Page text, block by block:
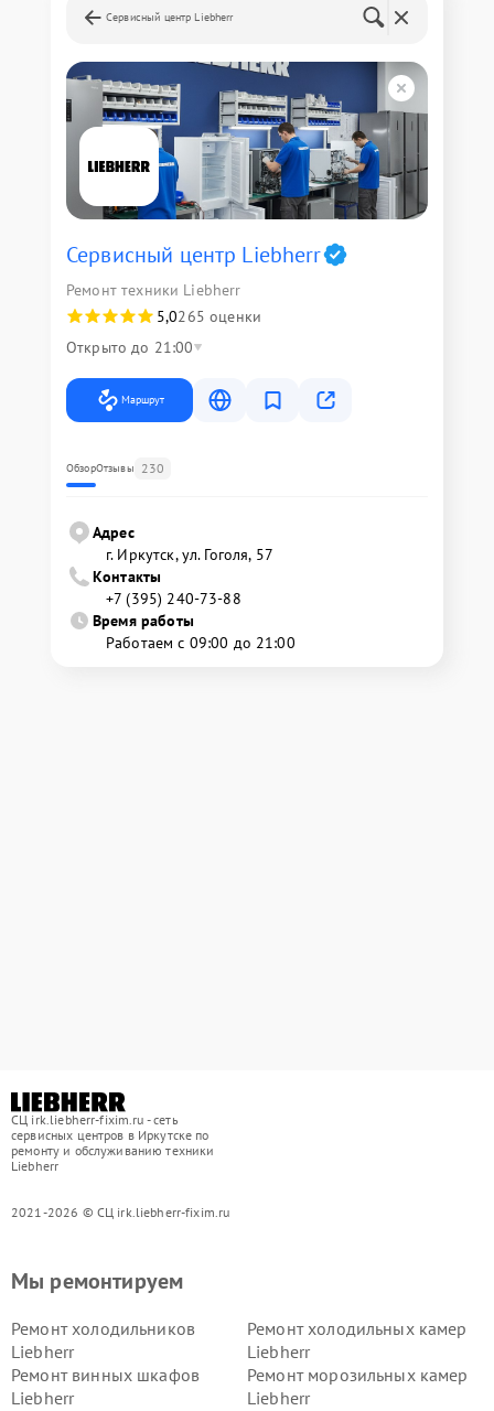
Сервисный центр Liebherr
Сервисный центр Liebherr
Ремонт техники Liebherr
5,0265 оценки
Открыто до 21:00
Маршрут
ОбзорОтзывы 230
Адрес
г. Иркутск, ул. ​Гоголя, 57
Контакты
+7 (395) 240-73-88
Время работы
Работаем с 09:00 до 21:00
СЦ irk.liebherr-fixim.ru - сеть
сервисных центров в Иркутске по
ремонту и обслуживанию техники
Liebherr
2021-2026 © СЦ irk.liebherr-fixim.ru
Мы ремонтируем
Ремонт холодильников
Liebherr
Ремонт холодильных камер
Liebherr
Ремонт винных шкафов
Liebherr
Ремонт морозильных камер
Liebherr